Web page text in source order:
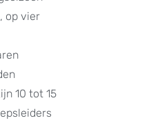
op vier
10 tot 15